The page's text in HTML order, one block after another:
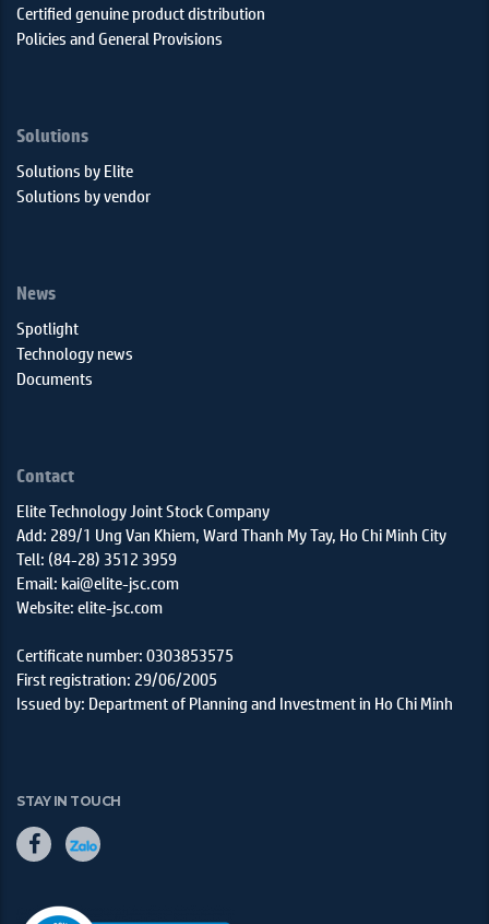
Certified genuine product distribution
Policies and General Provisions
Solutions
Solutions by Elite
Solutions by vendor
News
Spotlight
Technology news
Documents
Contact
Elite Technology Joint Stock Company
Add: 289/1 Ung Van Khiem, Ward Thanh My Tay, Ho Chi Minh City
Tell: (84-28) 3512 3959
Email: kai@elite-jsc.com
Website: elite-jsc.com
Certificate number: 0303853575
First registration: 29/06/2005
Issued by: Department of Planning and Investment in Ho Chi Minh
STAY IN TOUCH